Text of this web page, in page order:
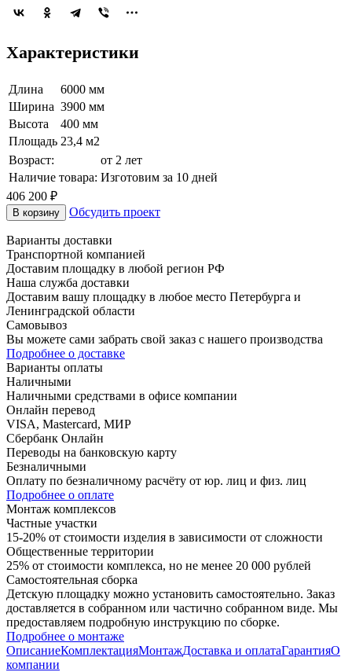
Характеристики
Длина
6000 мм
Ширина 3900 мм
Высота
400 мм
Площадь 23,4 м2
Возраст:
от 2 лет
Наличие товара: Изготовим за 10 дней
406 200 ₽
В корзину Обсудить проект
Варианты доставки
Транспортной компанией
Доставим площадку в любой регион РФ
Наша служба доставки
Доставим вашу площадку в любое место Петербурга и
Ленинградской области
Самовывоз
Вы можете сами забрать свой заказ с нашего производства
Подробнее о доставке
Варианты оплаты
Наличными
Наличными средствами в офисе компании
Онлайн перевод
VISA, Mastercard, МИР
Сбербанк Онлайн
Переводы на банковскую карту
Безналичными
Оплату по безналичному расчёту от юр. лиц и физ. лиц
Подробнее о оплате
Монтаж комплексов
Частные участки
15-20% от стоимости изделия в зависимости от сложности
Общественные территории
25% от стоимости комплекса, но не менее 20 000 рублей
Самостоятельная сборка
Детскую площадку можно установить самостоятельно. Заказ
доставляется в собранном или частично собранном виде. Мы
предоставляем подробную инструкцию по сборке.
Подробнее о монтаже
ОписаниеКомплектацияМонтажДоставка и оплатаГарантияО
компании